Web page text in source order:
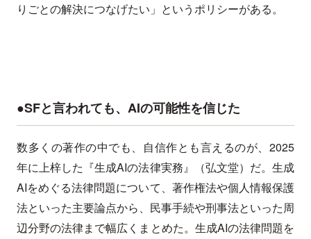
りごとの解決につなげたい」というポリシーがある。
●SFと言われても、AIの可能性を信じた
数多くの著作の中でも、自信作とも言えるのが、2025
年に上梓した『生成AIの法律実務』（弘文堂）だ。生成
AIをめぐる法律問題について、著作権法や個人情報保護
法といった主要論点から、民事手続や刑事法といった周
辺分野の法律まで幅広くまとめた。生成AIの法律問題を